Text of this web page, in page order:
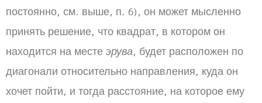
постоянно, см. выше, п. 6), он может мысленно
принять решение, что квадрат, в котором он
находится на месте эрува, будет расположен по
диагонали относительно направления, куда он
хочет пойти, и тогда расстояние, на которое ему